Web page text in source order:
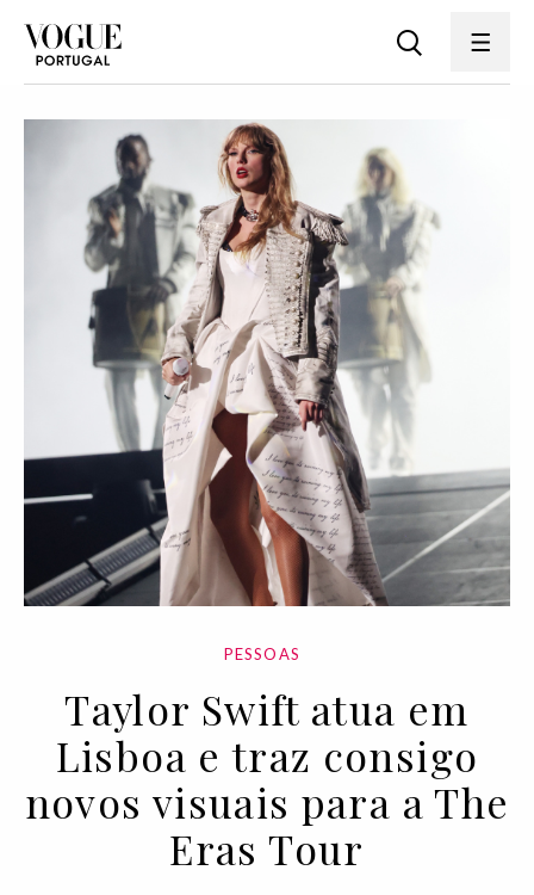
PESSOAS
Taylor Swift atua em
Lisboa e traz consigo
novos visuais para a The
Eras Tour